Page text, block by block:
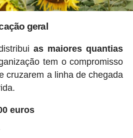
geral
as maiores quantias
tem o compromisso
cruzarem a linha de chegada
euros